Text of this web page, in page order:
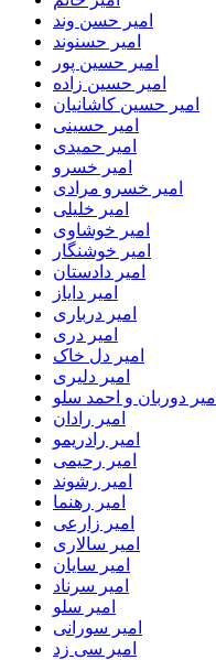
امیر حسن وند
امیر حسنوند
امیر حسین پور
امیر حسین زاده
امیر حسین کاشانیان
امیر حسینی
امیر حمیدی
امیر خسرو
امیر خسرو مرادی
امیر خلیلی
امیر خوشاوی
امیر خوشنگار
امیر دادستان
امیر دایاز
امیر درباری
امیر دری
امیر دل خاک
امیر دلیری
امیر دوربان و احمد سلو
امیر رادان
امیر رادریمو
امیر رحیمی
امیر رشوند
امیر رهنما
امیر زارعی
امیر سالاری
امیر سایان
امیر سرناد
امیر سلو
امیر سورانی
امیر سی زد